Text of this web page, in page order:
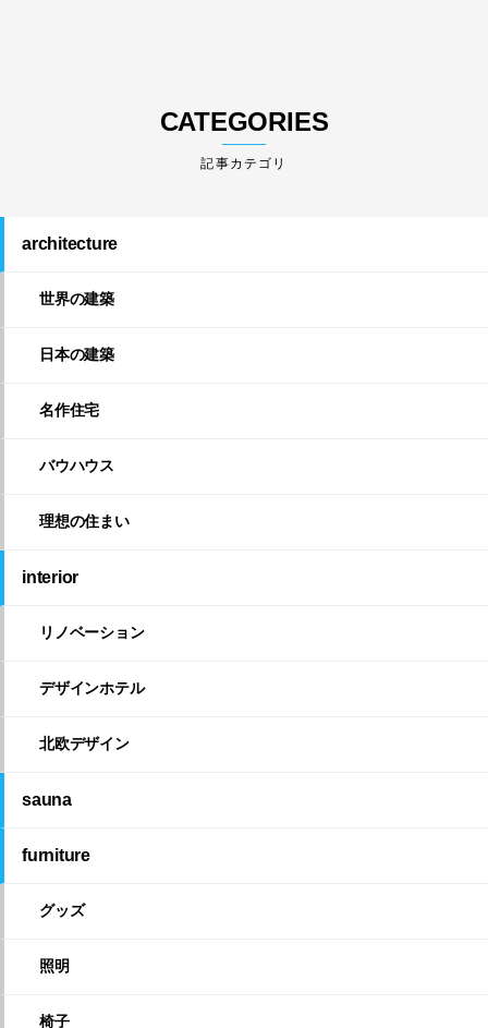
CATEGORIES
architecture
世界の建築
日本の建築
名作住宅
バウハウス
理想の住まい
interior
リノベーション
デザインホテル
北欧デザイン
sauna
furniture
グッズ
照明
椅子